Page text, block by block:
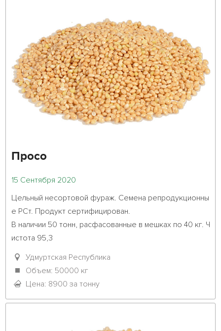
Просо
15 Сентября 2020
Цельный несортовой фураж. Семена репродукционны
е РСт. Продукт сертифицирован.
В наличии 50 тонн, расфасованные в мешках по 40 кг. Ч
истота 95,3
цена ...
Удмуртская Республика
Объем: 50000 кг
Цена: 8900 за тонну